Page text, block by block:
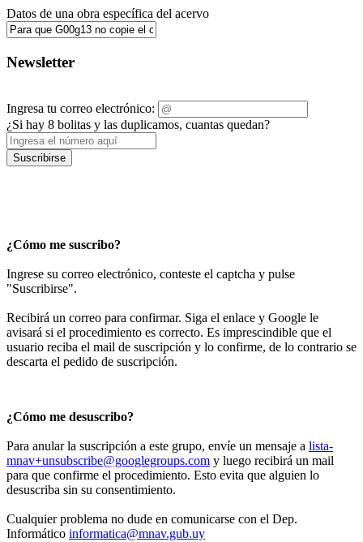
Datos de una obra específica del acervo
Newsletter
Ingresa tu correo electrónico:
¿Si hay 8 bolitas y las duplicamos, cuantas quedan?
Suscribirse
¿Cómo me suscribo?
Ingrese su correo electrónico, conteste el captcha y pulse
"Suscribirse".
Recibirá un correo para confirmar. Siga el enlace y Google le
avisará si el procedimiento es correcto. Es imprescindible que el
usuario reciba el mail de suscripción y lo confirme, de lo contrario se
descarta el pedido de suscripción.
¿Cómo me desuscribo?
Para anular la suscripción a este grupo, envíe un mensaje a lista-
mnav+unsubscribe@googlegroups.com y luego recibirá un mail
para que confirme el procedimiento. Esto evita que alguien lo
desuscriba sin su consentimiento.
Cualquier problema no dude en comunicarse con el Dep.
Informático informatica@mnav.gub.uy